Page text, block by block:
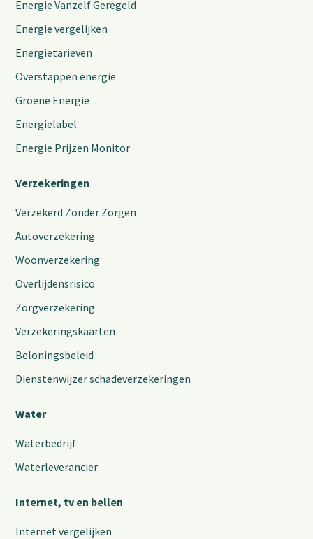
Energie Vanzelf Geregeld
Energie vergelijken
Energietarieven
Overstappen energie
Groene Energie
Energielabel
Energie Prijzen Monitor
Verzekeringen
Verzekerd Zonder Zorgen
Autoverzekering
Woonverzekering
Overlijdensrisico
Zorgverzekering
Verzekeringskaarten
Beloningsbeleid
Dienstenwijzer schadeverzekeringen
Water
Waterbedrijf
Waterleverancier
Internet, tv en bellen
Internet vergelijken